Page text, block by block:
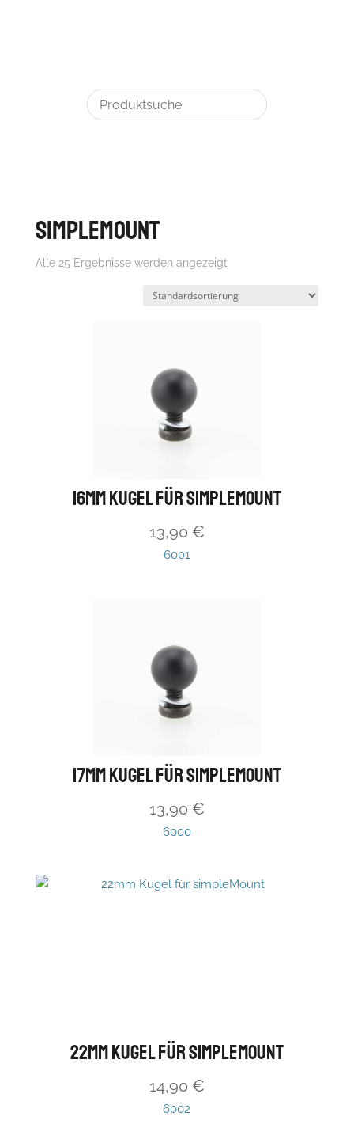
simpleMount
Alle 25 Ergebnisse werden angezeigt
16mm Kugel für simpleMount
13,90 €
6001
17mm Kugel für simpleMount
13,90 €
6000
22mm Kugel für simpleMount
14,90 €
6002